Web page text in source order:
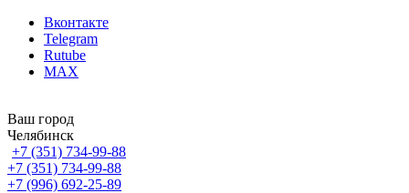
Вконтакте
Telegram
Rutube
MAX
Ваш город
Челябинск
+7 (351) 734-99-88
+7 (351) 734-99-88
+7 (996) 692-25-89